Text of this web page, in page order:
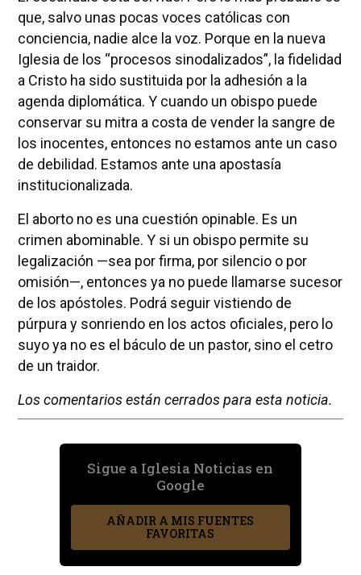
que, salvo unas pocas voces católicas con
conciencia, nadie alce la voz. Porque en la nueva
Iglesia de los “procesos sinodalizados”, la fidelidad
a Cristo ha sido sustituida por la adhesión a la
agenda diplomática. Y cuando un obispo puede
conservar su mitra a costa de vender la sangre de
los inocentes, entonces no estamos ante un caso
de debilidad. Estamos ante una apostasía
institucionalizada.
El aborto no es una cuestión opinable. Es un
crimen abominable. Y si un obispo permite su
legalización —sea por firma, por silencio o por
omisión—, entonces ya no puede llamarse sucesor
de los apóstoles. Podrá seguir vistiendo de
púrpura y sonriendo en los actos oficiales, pero lo
suyo ya no es el báculo de un pastor, sino el cetro
de un traidor.
Los comentarios están cerrados para esta noticia.
Sigue a Iglesia Noticias en
Google
AÑADIR A MIS FUENTES
FAVORITAS